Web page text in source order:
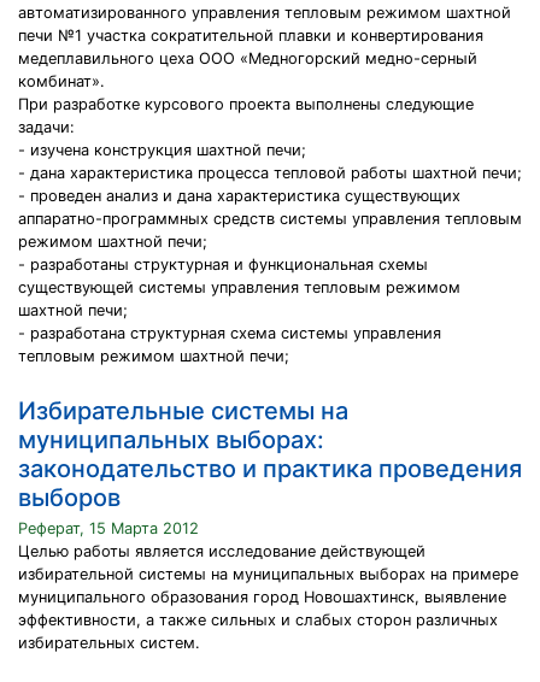
автоматизированного управления тепловым режимом шахтной
печи №1 участка сократительной плавки и конвертирования
медеплавильного цеха ООО «Медногорский медно-серный
комбинат».
При разработке курсового проекта выполнены следующие
задачи:
- изучена конструкция шахтной печи;
- дана характеристика процесса тепловой работы шахтной печи;
- проведен анализ и дана характеристика существующих
аппаратно-программных средств системы управления тепловым
режимом шахтной печи;
- разработаны структурная и функциональная схемы
существующей системы управления тепловым режимом
шахтной печи;
- разработана структурная схема системы управления
тепловым режимом шахтной печи;
Избирательные системы на
муниципальных выборах:
законодательство и практика проведения
выборов
Реферат, 15 Марта 2012
Целью работы является исследование действующей
избирательной системы на муниципальных выборах на примере
муниципального образования город Новошахтинск, выявление
эффективности, а также сильных и слабых сторон различных
избирательных систем.